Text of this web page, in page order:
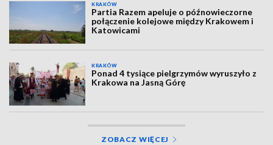
KRAKÓW
Partia Razem apeluje o późnowieczorne
połączenie kolejowe między Krakowem i
Katowicami
KRAKÓW
Ponad 4 tysiące pielgrzymów wyruszyło z
Krakowa na Jasną Górę
ZOBACZ WIĘCEJ